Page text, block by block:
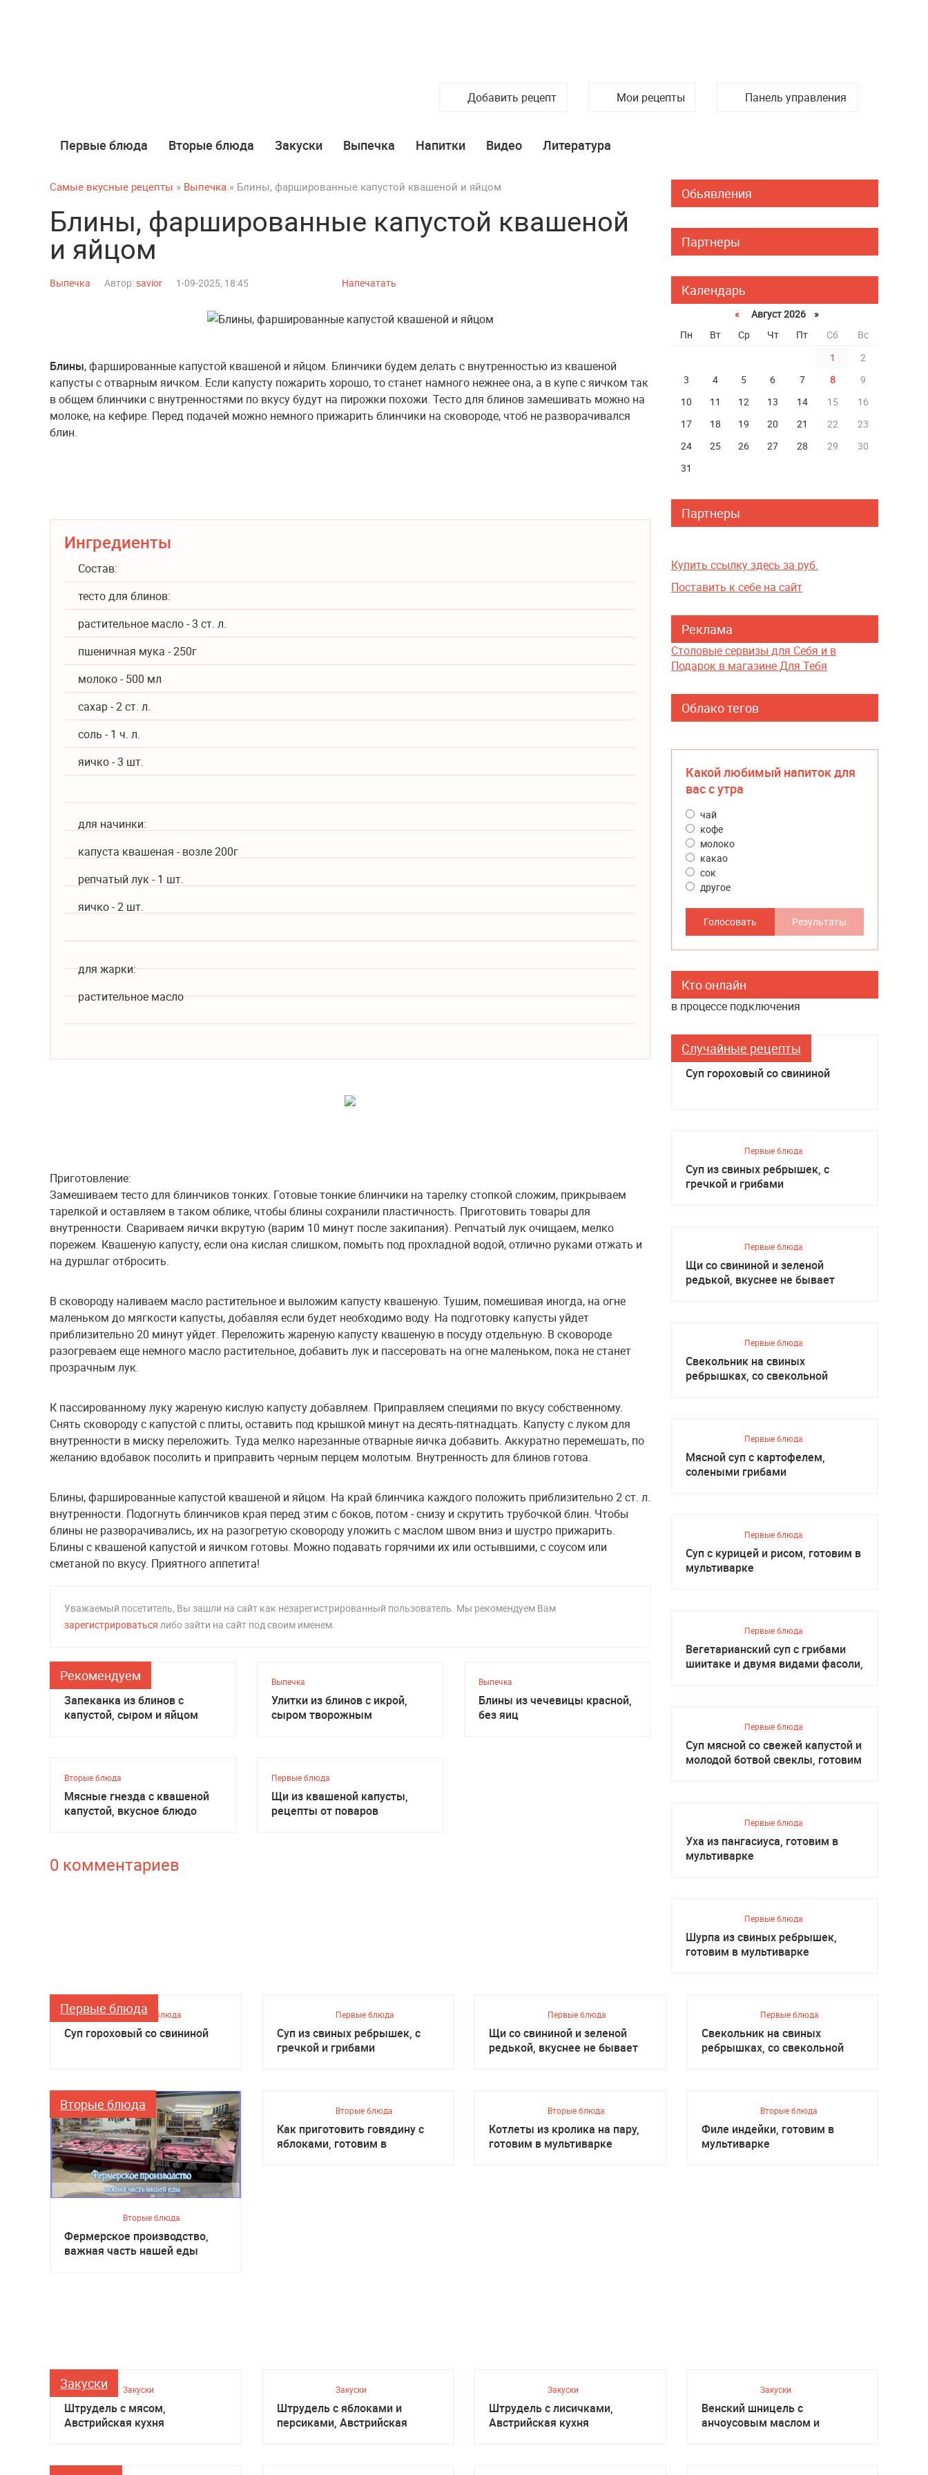
Панель управления
Мои рецепты
Добавить рецепт
Первые блюда Вторые блюда Закуски Выпечка Напитки Видео Литература
Самые вкусные рецепты » Выпечка » Блины, фаршированные капустой квашеной и яйцом
Блины, фаршированные капустой квашеной
и яйцом
Выпечка Автор:savior 1-09-2025, 18:45 Напечатать
Блины, фаршированные капустой квашеной и яйцом. Блинчики будем делать с внутренностью из квашеной
капусты с отварным яичком. Если капусту пожарить хорошо, то станет намного нежнее она, а в купе с яичком так
в общем блинчики с внутренностями по вкусу будут на пирожки похожи. Тесто для блинов замешивать можно на
молоке, на кефире. Перед подачей можно немного прижарить блинчики на сковороде, чтоб не разворачивался
блин.
Ингредиенты
Состав:
тесто для блинов:
растительное масло - 3 ст. л.
пшеничная мука - 250г
молоко - 500 мл
сахар - 2 ст. л.
соль - 1 ч. л.
яичко - 3 шт.
для начинки:
капуста квашеная - возле 200г
репчатый лук - 1 шт.
яичко - 2 шт.
для жарки:
растительное масло
Приготовление:
Замешиваем тесто для блинчиков тонких. Готовые тонкие блинчики на тарелку стопкой сложим, прикрываем
тарелкой и оставляем в таком облике, чтобы блины сохранили пластичность. Приготовить товары для
внутренности. Свариваем яички вкрутую (варим 10 минут после закипания). Репчатый лук очищаем, мелко
порежем. Квашеную капусту, если она кислая слишком, помыть под прохладной водой, отлично руками отжать и
на дуршлаг отбросить.
В сковороду наливаем масло растительное и выложим капусту квашеную. Тушим, помешивая иногда, на огне
маленьком до мягкости капусты, добавляя если будет необходимо воду. На подготовку капусты уйдет
приблизительно 20 минут уйдет. Переложить жареную капусту квашеную в посуду отдельную. В сковороде
разогреваем еще немного масло растительное, добавить лук и пассеровать на огне маленьком, пока не станет
прозрачным лук.
К пассированному луку жареную кислую капусту добавляем. Приправляем специями по вкусу собственному.
Снять сковороду с капустой с плиты, оставить под крышкой минут на десять-пятнадцать. Капусту с луком для
внутренности в миску переложить. Туда мелко нарезанные отварные яичка добавить. Аккуратно перемешать, по
желанию вдобавок посолить и приправить черным перцем молотым. Внутренность для блинов готова.
Блины, фаршированные капустой квашеной и яйцом. На край блинчика каждого положить приблизительно 2 ст. л.
внутренности. Подогнуть блинчиков края перед этим с боков, потом - снизу и скрутить трубочкой блин. Чтобы
блины не разворачивались, их на разогретую сковороду уложить с маслом швом вниз и шустро прижарить.
Блины с квашеной капустой и яичком готовы. Можно подавать горячими их или остывшими, с соусом или
сметаной по вкусу. Приятного аппетита!
Уважаемый посетитель, Вы зашли на сайт как незарегистрированный пользователь. Мы рекомендуем Вам
зарегистрироваться либо зайти на сайт под своим именем.
Рекомендуем
Выпечка
Запеканка из блинов с
капустой, сыром и яйцом
Выпечка
Улитки из блинов с икрой,
сыром творожным
Выпечка
Блины из чечевицы красной,
без яиц
Вторые блюда
Мясные гнезда с квашеной
капустой, вкусное блюдо
Первые блюда
Щи из квашеной капусты,
рецепты от поваров
0 комментариев
Обьявления
Партнеры
Календарь
«
Август 2026 »
Пн
Вт Ср Чт Пт Сб
Вс
1
2
3
4 5 6 7 8
9
10
11 12 13 14 15
16
17
18 19 20 21 22
23
24
25 26 27 28 29
30
31
Партнеры
Купить ссылку здесь за руб.
Поставить к себе на сайт
Реклама
Столовые сервизы для Себя и в
Подарок в магазине Для Тебя
Облако тегов
Какой любимый напиток для
вас с утра
чай
кофе
молоко
какао
сок
другое
Голосовать Результаты
Кто онлайн
в процессе подключения
Случайные рецепты
Первые блюда
Суп гороховый со свининой
Первые блюда
Суп из свиных ребрышек, с
гречкой и грибами
Первые блюда
Щи со свининой и зеленой
редькой, вкуснее не бывает
Первые блюда
Свекольник на свиных
ребрышках, со свекольной
Первые блюда
Мясной суп с картофелем,
солеными грибами
Первые блюда
Суп с курицей и рисом, готовим в
мультиварке
Первые блюда
Вегетарианский суп с грибами
шиитаке и двумя видами фасоли,
Первые блюда
Суп мясной со свежей капустой и
молодой ботвой свеклы, готовим
Первые блюда
Уха из пангасиуса, готовим в
мультиварке
Первые блюда
Шурпа из свиных ребрышек,
готовим в мультиварке
Первые блюдаПервые блюда
Суп гороховый со свининой
Первые блюда
Суп из свиных ребрышек, с
гречкой и грибами
Первые блюда
Щи со свининой и зеленой
редькой, вкуснее не бывает
Первые блюда
Свекольник на свиных
ребрышках, со свекольной
Вторые блюда
Вторые блюда
Фермерское производство,
важная часть нашей еды
Вторые блюда
Как приготовить говядину с
яблоками, готовим в
Вторые блюда
Котлеты из кролика на пару,
готовим в мультиварке
Вторые блюда
Филе индейки, готовим в
мультиварке
Закуски Закуски
Штрудель с мясом,
Австрийская кухня
Закуски
Штрудель с яблоками и
персиками, Австрийская
Закуски
Штрудель с лисичками,
Австрийская кухня
Закуски
Венский шницель с
анчоусовым маслом и